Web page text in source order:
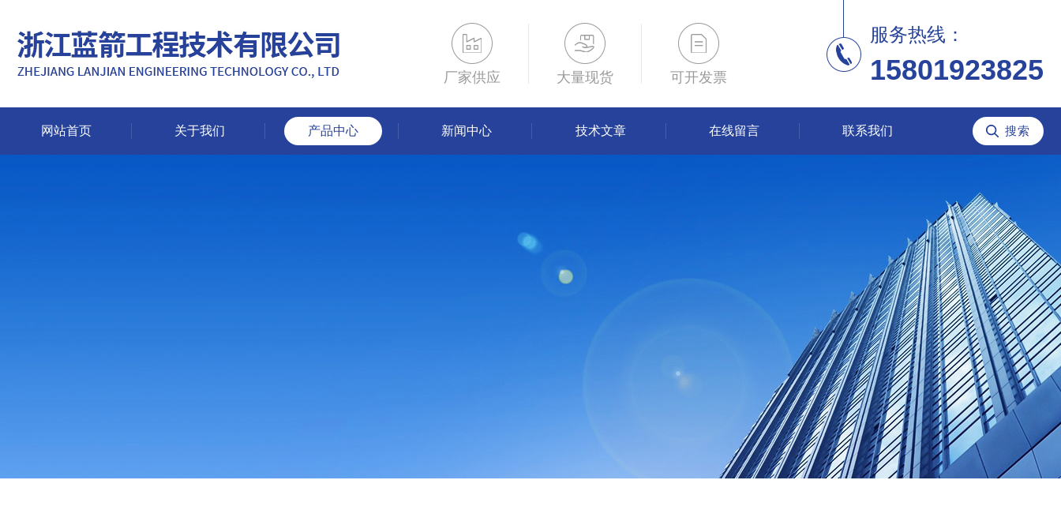
厂家供应 大量现货 可开发票
服务热线：
15801923825
网站首页 关于我们 产品中心 新闻中心 技术文章 在线留言 联系我们